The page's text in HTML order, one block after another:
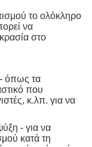
το ολόκληρο
να
στο
- όπως τα
που
κ.λπ. για να
- για να
κατά τη